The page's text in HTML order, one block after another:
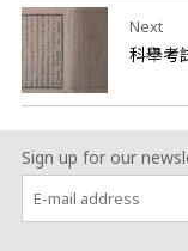
Next
科舉考
Sign up for our